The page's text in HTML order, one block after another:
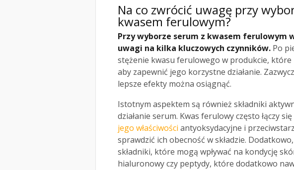
Na co zwrócić uwagę przy
kwasem ferulowym?
Przy wyborze serum z kwasem ferulowym
uwagi na kilka kluczowych czynników. Po
stężenie kwasu ferulowego w produkcie, które
aby zapewnić jego korzystne działanie.
lepsze efekty można osiągnąć.
Istotnym aspektem są również składniki
działanie serum. Kwas ferulowy często łączy się
jego właściwości antyoksydacyjne i
sprawdzić ich obecność w składzie.
składniki, które mogą wpływać na kondycję
hialuronowy czy peptydy, które dodatkowo